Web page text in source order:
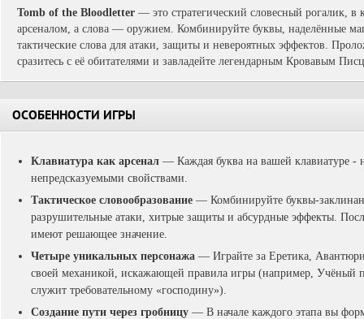
Tomb of the Bloodletter — это стратегический словесный рогалик, в
арсеналом, а слова — оружием. Комбинируйте буквы, наделённые
тактические слова для атаки, защиты и невероятных эффектов.
сразитесь с её обитателями и завладейте легендарным Кровавым
ОСОБЕННОСТИ ИГРЫ
Клавиатура как арсенал — Каждая буква на вашей клавиатуре -
непредсказуемыми свойствами.
Тактическое словообразование — Комбинируйте буквы-
разрушительные атаки, хитрые защиты и абсурдные эффекты.
имеют решающее значение.
Четыре уникальных персонажа — Играйте за Еретика,
своей механикой, искажающей правила игры (например, Учёный
служит требовательному «господину»).
Создание пути через гробницу — В начале каждого этапа вы